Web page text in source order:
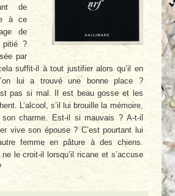
de
à ce
de
pitié ?
par
suffit-il à tout justifier alors qu’il en
lui a trouvé une bonne place ?
pas si mal. Il est beau gosse et les
L’alcool, s’il lui brouille la mémoire,
charme. Est-il si mauvais ? A-t-il
vive son épouse ? C’est pourtant lui
femme en pâture à des chiens.
le croit-il lorsqu’il ricane et s’accuse